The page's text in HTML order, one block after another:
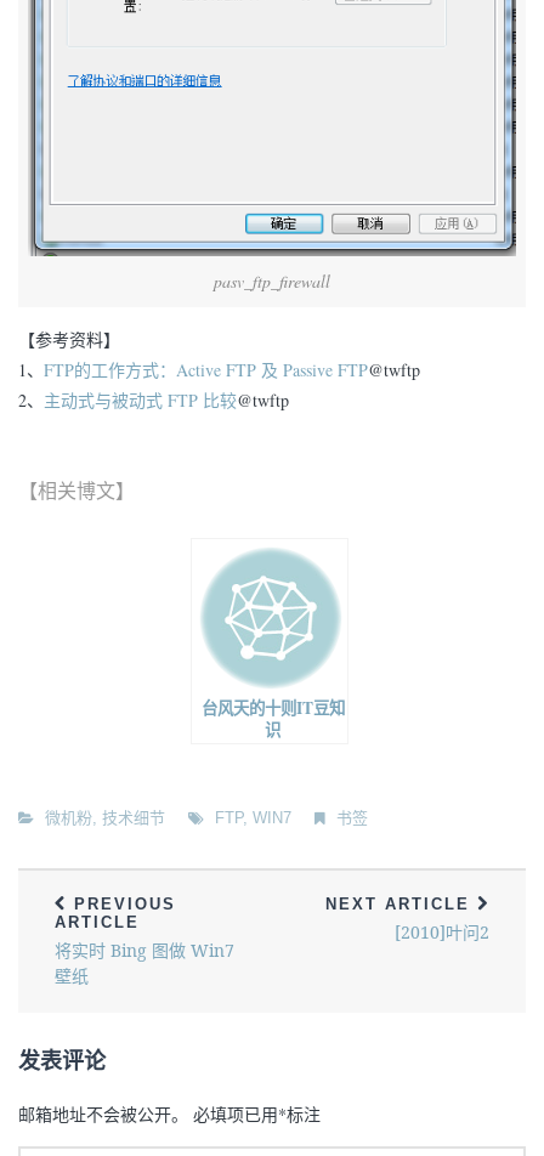
pasv_ftp_firewall
【参考资料】
1、 FTP的工作方式：Active FTP 及 Passive FTP@twftp
2、 主动式与被动式 FTP 比较@twftp
【相关博文】
台风天的十则IT豆知
识
微机粉 技术细节 FTP, WIN7 书签
PREVIOUS
ARTICLE
将实时 Bing 图做 Win7
壁纸
NEXT ARTICLE
[2010]叶问2
发表评论
邮箱地址不会被公开。 必填项已用*标注